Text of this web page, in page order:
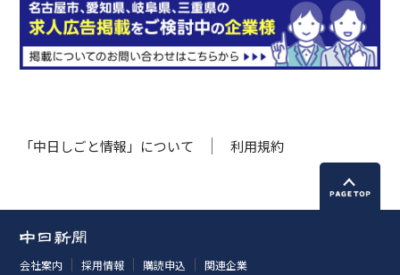
「中日しごと情報」について 利用規約
会社案内 採用情報 購読申込 関連企業